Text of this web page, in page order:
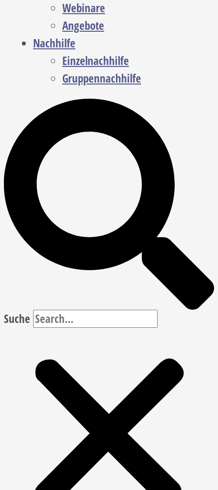
Webinare
Angebote
Nachhilfe
Einzelnachhilfe
Gruppennachhilfe
Suche